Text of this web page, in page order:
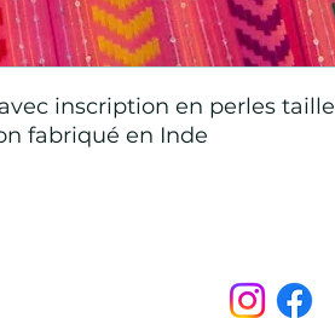
inscription en perles taille
fabriqué en Inde